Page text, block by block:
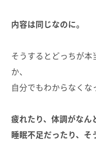
内容は同じなのに。
そうするとどっちが
か、
自分でもわからなくな
疲れたり、体調がなん
睡眠不足だったり、そ